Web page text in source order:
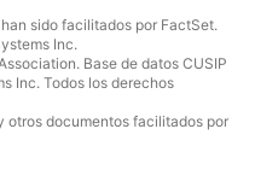
sido facilitados por FactSet.
Inc.
Base de datos CUSIP
Inc. Todos los derechos
otros documentos facilitados por